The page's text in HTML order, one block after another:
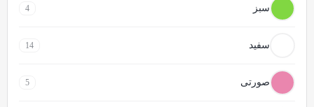
سبز 4
سفید 14
صورتی 5